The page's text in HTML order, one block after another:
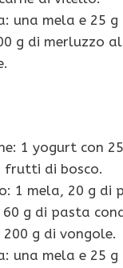
una mela e 25
g di merluzzo
1 yogurt con
frutti di bosco.
1 mela, 20 g di
60 g di pasta
200 g di vongole.
una mela e 25